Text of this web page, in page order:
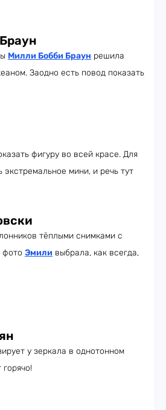
Милли Бобби Браун решила
Заодно есть повод показать
фигуру во всей красе. Для
экстремальное мини, и речь тут
тёплыми снимками с
фото Эмили выбрала, как всегда,
у зеркала в однотонном
горячо!